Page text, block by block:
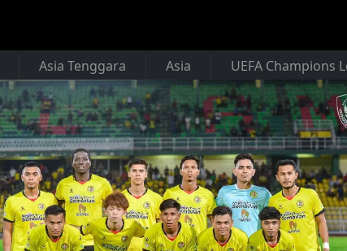
Asia Tenggara Asia UEFA Champions